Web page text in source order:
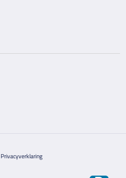
Privacyverklaring